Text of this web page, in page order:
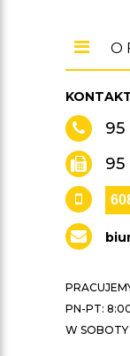
95
95
PN-PT:
W
O